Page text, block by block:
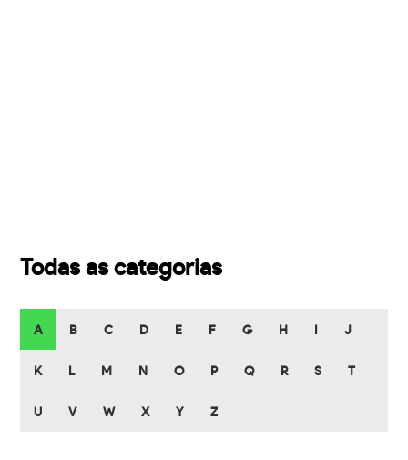
Todas as categorias
A B C D E F G H J
K L M N O P Q R S T
U V W X Y Z